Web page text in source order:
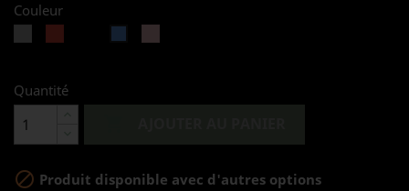
Couleur
Quantité
 Produit disponible avec d'autres options